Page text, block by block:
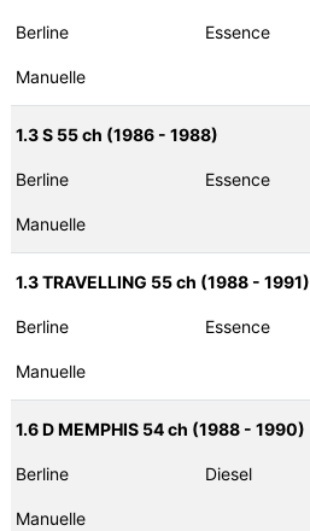
Berline Essence
Manuelle
1.3 S 55 ch (1986 - 1988)
Berline Essence
Manuelle
1.3 TRAVELLING 55 ch (1988 - 1991)
Berline Essence
Manuelle
1.6 D MEMPHIS 54 ch (1988 - 1990)
Berline Diesel
Manuelle